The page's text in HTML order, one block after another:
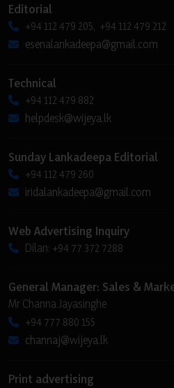
Editorial
+94 112 479 205, +94 112 479 212
esenalankadeepa@gmail.com
Technical
+94 112 479 882
helpdesk@wijeya.lk
Sunday Lankadeepa Editorial
+94 112 479 260
iridalankadeepa@gmail.com
Web Advertising Inquiry
Dilan: +94 77 372 7288
General Manager: Sales &
Mr Channa Jayasinghe
+94 777 880 155
channaj@wijeya.lk
Print advertising